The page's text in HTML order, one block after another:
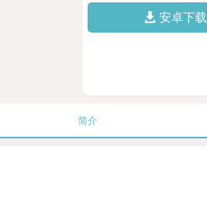
安卓下载
简介